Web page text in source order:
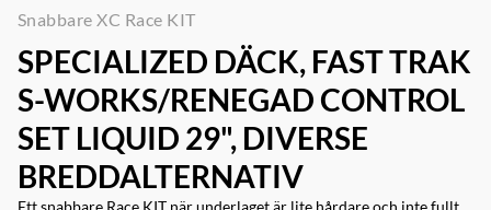
Snabbare XC Race KIT
SPECIALIZED DÄCK, FAST TRAK
S-WORKS/RENEGAD CONTROL
SET LIQUID 29", DIVERSE
BREDDALTERNATIV
Ett snabbare Race KIT när underlaget är lite hårdare och inte fullt